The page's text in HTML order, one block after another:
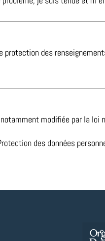
protection des
modifiée par la
des données